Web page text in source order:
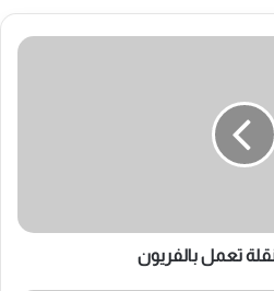
تعمل بالفريون